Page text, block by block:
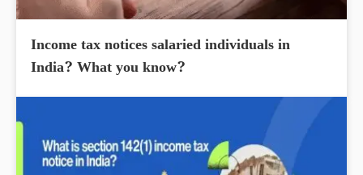
Income tax notices salaried individuals in
India? What you know?